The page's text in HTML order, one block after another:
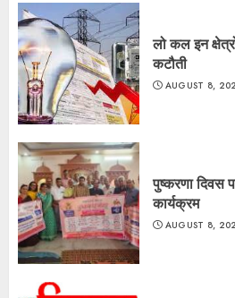
लो कल इन
कटौती
AUGUST 8,
पुष्करणा दिवस
कार्यक्रम
AUGUST 8,